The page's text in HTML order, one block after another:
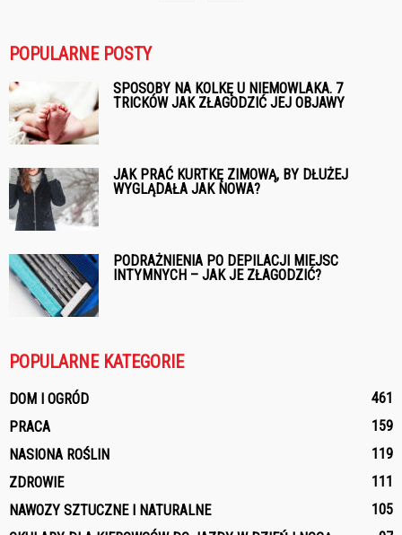
POPULARNE POSTY
SPOSOBY NA KOLKĘ U NIEMOWLAKA. 7
TRICKÓW JAK ZŁAGODZIĆ JEJ OBJAWY
JAK PRAĆ KURTKĘ ZIMOWĄ, BY DŁUŻEJ
WYGLĄDAŁA JAK NOWA?
PODRAŻNIENIA PO DEPILACJI MIEJSC
INTYMNYCH – JAK JE ZŁAGODZIĆ?
POPULARNE KATEGORIE
DOM I OGRÓD
461
PRACA
159
NASIONA ROŚLIN
119
ZDROWIE
111
NAWOZY SZTUCZNE I NATURALNE
105